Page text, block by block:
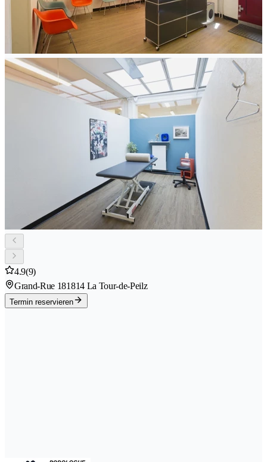
4.9(9)
Grand-Rue 181814 La Tour-de-Peilz
Termin reservieren